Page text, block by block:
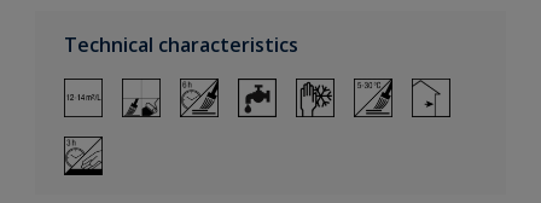
Technical characteristics